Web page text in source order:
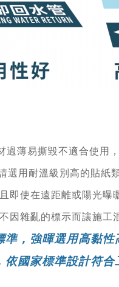
過薄易撕毀不適合使用
選用耐溫級別高的貼紙
即使在遠距離或陽光曝
因雜亂的標示而讓施工
準，強暉選用高黏
國家標準設計符